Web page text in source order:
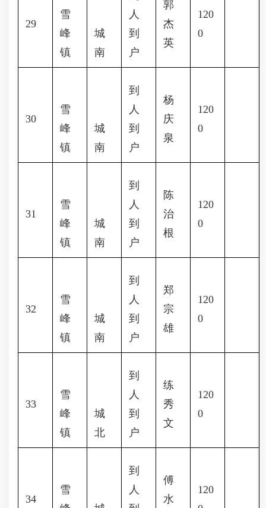
29
雪
峰
镇
城
南
人
到
户
郭
杰
英
120
0
30
雪
峰
镇
城
南
到
人
到
户
杨
庆
泉
120
0
31
雪
峰
镇
城
南
到
人
到
户
陈
治
根
120
0
32
雪
峰
镇
城
南
到
人
到
户
郑
宗
雄
120
0
33
雪
峰
镇
城
北
到
人
到
户
练
秀
文
120
0
34
雪
到
人
傅
水
120